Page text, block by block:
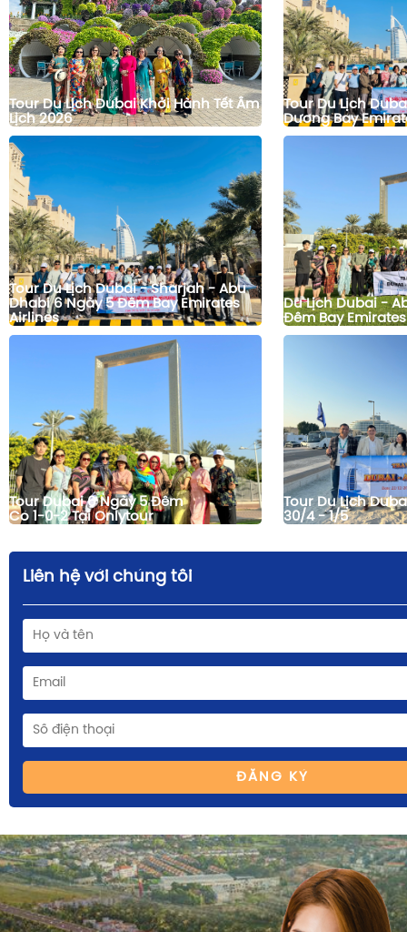
Tour Du Lịch Dubai Khởi Hành Tết Âm
Lịch 2026
Tour Du Lịch
Dương Bay
Tour Du Lịch Dubai - Sharjah - Abu
Dhabi 6 Ngày 5 Đêm Bay Emirates
Airlines
Du Lịch Dubai -
Đêm Bay
Tour Dubai 6 Ngày 5 Đêm
Có 1-0-2 Tại Onlytour
Tour Du Lịch
30/4 - 1/5
Liên hệ với chúng tôi
ĐĂNG KÝ